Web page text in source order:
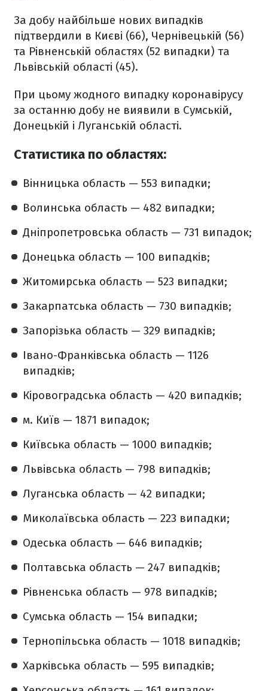
За добу найбільше нових випадків
підтвердили в Києві (66), Чернівецькій (56)
та Рівненській областях (52 випадки) та
Львівській області (45).
При цьому жодного випадку коронавірусу
за останню добу не виявили в Сумській,
Донецькій і Луганській області.
Статистика по областях:
Вінницька область — 553 випадки;
Волинська область — 482 випадки;
Дніпропетровська область — 731 випадок;
Донецька область — 100 випадків;
Житомирська область — 523 випадки;
Закарпатська область — 730 випадків;
Запорізька область — 329 випадків;
Івано-Франківська область — 1126
випадків;
Кіровоградська область — 420 випадків;
м. Київ — 1871 випадок;
Київська область — 1000 випадків;
Львівська область — 798 випадків;
Луганська область — 42 випадки;
Миколаївська область — 223 випадки;
Одеська область — 646 випадків;
Полтавська область — 247 випадків;
Рівненська область — 978 випадків;
Сумська область — 154 випадки;
Тернопільська область — 1018 випадків;
Харківська область — 595 випадків;